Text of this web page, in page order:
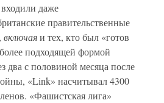
даже
правительственные
включаяи тех, кто был «готов
подходящей формой
два с половиной месяца после
«Link» насчитывал 4300
«Фашистская лига»